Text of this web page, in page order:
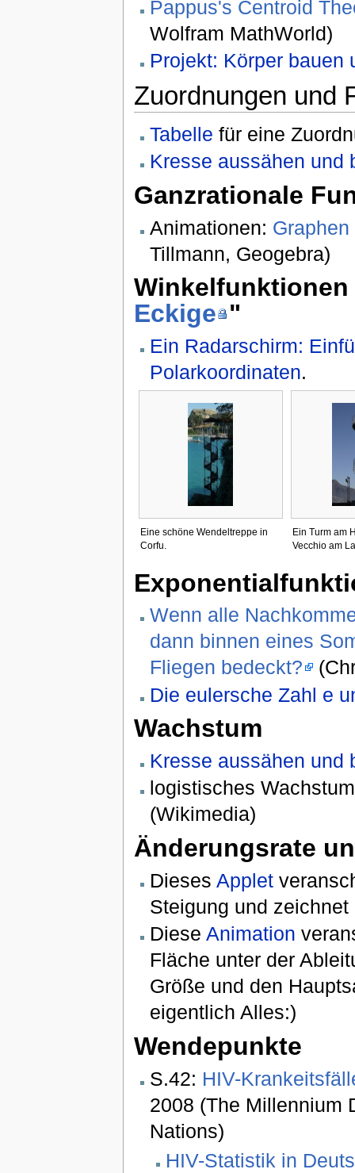
Pappus's Centroid
Wolfram MathWorld)
Projekt: Körper bauen
Zuordnungen und
Tabelle für eine
Kresse aussähen und
Ganzrationale
Animationen:
Tillmann, Geogebra)
Eckige "
Ein Radarschirm:
Polarkoordinaten.
Eine schöne Wendeltreppe in
Corfu.
Ein Turm am
Vecchio am
Wenn alle
dann binnen eines
Fliegen bedeckt?
Die eulersche Zahl e
Wachstum
Kresse aussähen und
logistisches
(Wikimedia)
Änderungsrate
Dieses Applet
Steigung und
Diese Animation
Fläche unter der
Größe und den
eigentlich Alles:)
Wendepunkte
S.42: HIV-
2008 (The Millennium
Nations)
HIV-Statistik in